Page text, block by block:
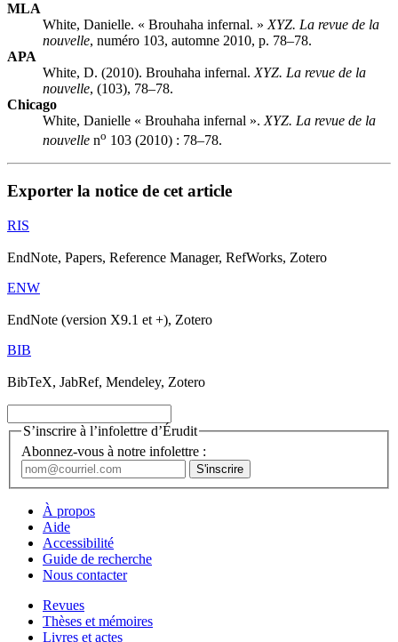
MLA
White, Danielle. « Brouhaha infernal. » XYZ. La revue de la
nouvelle, numéro 103, automne 2010, p. 78–78.
APA
White, D. (2010). Brouhaha infernal. XYZ. La revue de la
nouvelle, (103), 78–78.
Chicago
White, Danielle « Brouhaha infernal ». XYZ. La revue de la
nouvelle no 103 (2010) : 78–78.
Exporter la notice de cet article
RIS
EndNote, Papers, Reference Manager, RefWorks, Zotero
ENW
EndNote (version X9.1 et +), Zotero
BIB
BibTeX, JabRef, Mendeley, Zotero
S’inscrire à l’infolettre d’Érudit
Abonnez-vous à notre infolettre :
À propos
Aide
Accessibilité
Guide de recherche
Nous contacter
Revues
Thèses et mémoires
Livres et actes